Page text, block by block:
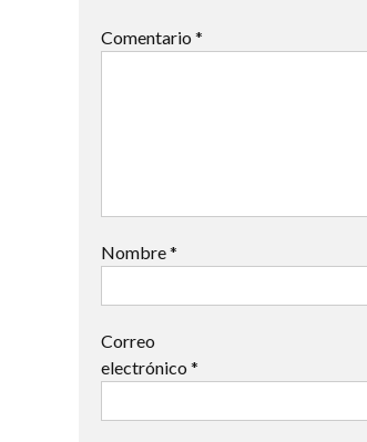
Comentario *
Nombre*
Correo
electrónico *